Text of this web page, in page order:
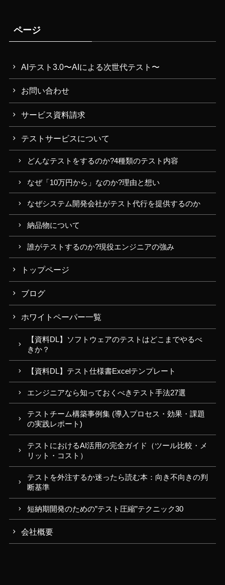
ページ
AIテスト3.0〜AIによる次世代テスト〜
お問い合わせ
サービス資料請求
テストサービスについて
どんなテストをするのか?4種類のテスト内容
なぜ「10万円から」なのか?理由と想い
なぜシステム開発会社がテスト代行を提供するのか
納品物について
誰がテストするのか?現役エンジニアの強み
トップページ
ブログ
ホワイトペーパー一覧
【資料DL】ソフトウェアのテストはどこまでやるべ
きか？
【資料DL】テスト仕様書Excelテンプレート
エンジニアなら知っておくべきテスト手法27選
テストチーム構築事例集 (導入プロセス・効果・課題
の実践レポート)
テストにおけるAI活用の完全ガイド（ツール比較・メ
リット・コスト）
テストを外注するか迷ったら読む本：向き不向きの判
断基準
短納期開発のための”テスト圧縮”テクニック30
会社概要